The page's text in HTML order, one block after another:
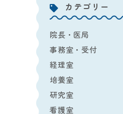
カテゴリー
院長・医局
事務室・受付
経理室
培養室
研究室
看護室